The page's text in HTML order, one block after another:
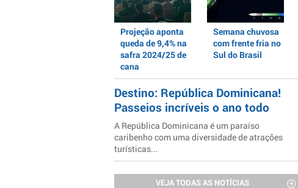
Projeção aponta
queda de 9,4% na
safra 2024/25 de
cana
Semana chuvosa
com frente fria no
Sul do Brasil
Destino: República Dominicana!
Passeios incríveis o ano todo
A República Dominicana é um paraíso
caribenho com uma diversidade de atrações
turísticas...
VEJA TODAS AS NOTÍCIAS